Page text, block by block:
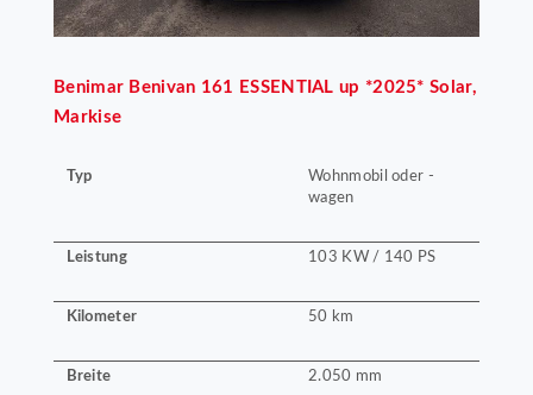
Benimar Benivan 161 ESSENTIAL up *2025* Solar,
Markise
Typ
Wohnmobil oder -
wagen
Leistung 103 KW / 140 PS
Kilometer 50 km
Breite 2.050 mm